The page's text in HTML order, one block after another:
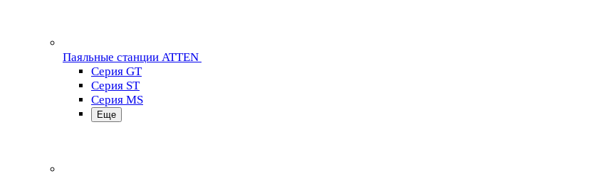
Паяльные станции ATTEN
Серия GT
Серия ST
Серия MS
Еще